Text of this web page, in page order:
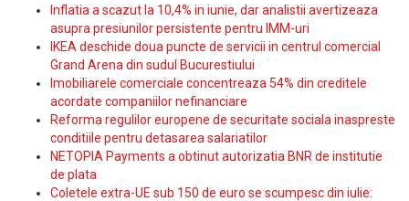
Inflatia a scazut la 10,4% in iunie, dar analistii avertizeaza
asupra presiunilor persistente pentru IMM-uri
IKEA deschide doua puncte de servicii in centrul comercial
Grand Arena din sudul Bucurestiului
Imobiliarele comerciale concentreaza 54% din creditele
acordate companiilor nefinanciare
Reforma regulilor europene de securitate sociala inaspreste
conditiile pentru detasarea salariatilor
NETOPIA Payments a obtinut autorizatia BNR de institutie
de plata
Coletele extra-UE sub 150 de euro se scumpesc din iulie: